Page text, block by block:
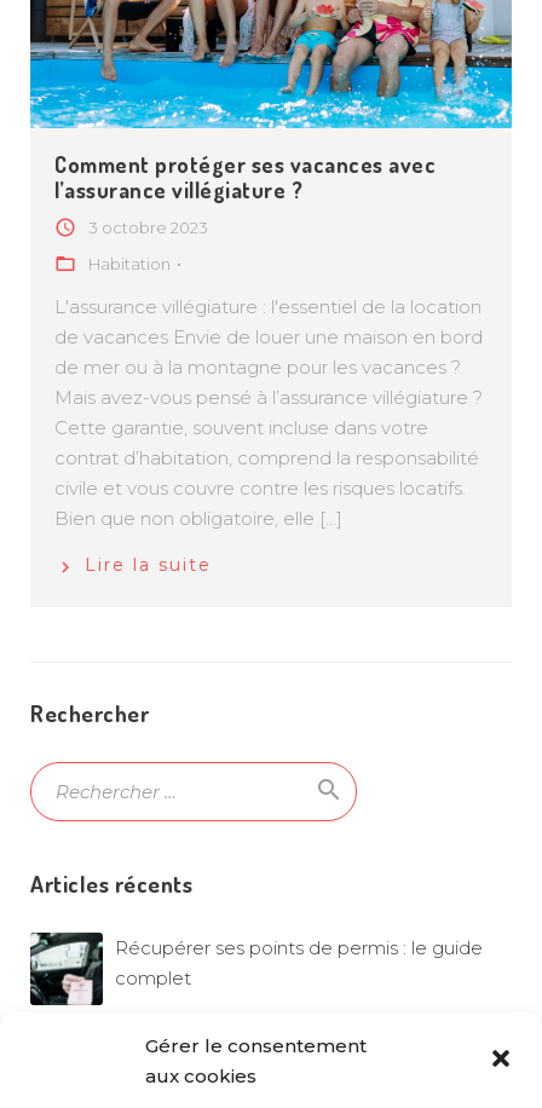
Gérer le consentement
aux cookies
Comment protéger ses vacances avec
l’assurance villégiature ?
3 octobre 2023
Habitation
L'assurance villégiature : l'essentiel de la location
de vacances Envie de louer une maison en bord
de mer ou à la montagne pour les vacances ?
Mais avez-vous pensé à l’assurance villégiature ?
Cette garantie, souvent incluse dans votre
contrat d’habitation, comprend la responsabilité
civile et vous couvre contre les risques locatifs.
Bien que non obligatoire, elle [...]
Lire la suite
Rechercher
search
Ok
Articles récents
Récupérer ses points de permis : le guide
complet
professionnelle pas chère sans
compromettre la couverture ?